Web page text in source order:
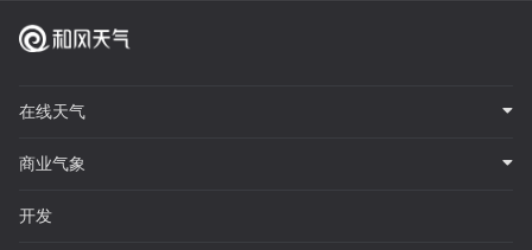
在线天气
商业气象
开发